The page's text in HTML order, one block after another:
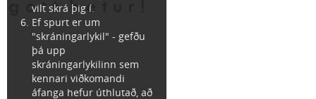
vilt skrá þig í.
Ef spurt er um
"skráningarlykil" - gefðu
þá upp
skráningarlykilinn sem
kennari viðkomandi
áfanga hefur úthlutað, að